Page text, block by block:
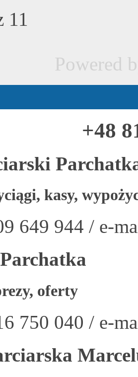
11
Powered
+48
kasy,
649 944 / e-
oferty
750 040 / e-